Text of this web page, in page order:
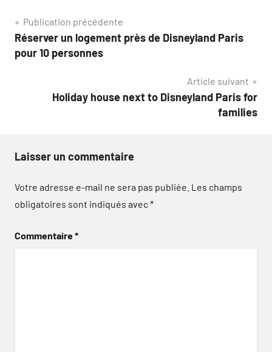
Navigation
de
Publication précédente
Réserver un logement près de Disneyland Paris
pour 10 personnes
Article suivant
Holiday house next to Disneyland Paris for
families
Laisser un commentaire
Votre adresse e-mail ne sera pas publiée. Les champs
obligatoires sont indiqués avec*
Commentaire*